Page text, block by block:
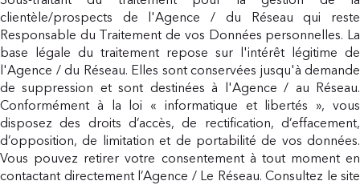
clientèle/prospects de l'Agence / du Réseau qui reste
Responsable du Traitement de vos Données personnelles. La
base légale du traitement repose sur l'intérêt légitime de
l'Agence / du Réseau. Elles sont conservées jusqu'à demande
de suppression et sont destinées à l'Agence / au Réseau.
Conformément à la loi « informatique et libertés », vous
disposez des droits d’accès, de rectification, d’effacement,
d’opposition, de limitation et de portabilité de vos données.
Vous pouvez retirer votre consentement à tout moment en
contactant directement l’Agence / Le Réseau. Consultez le site